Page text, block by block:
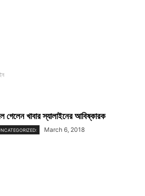
গেলেন খাবার স্যালাইনের আবিষ্কারক
March 6, 2018